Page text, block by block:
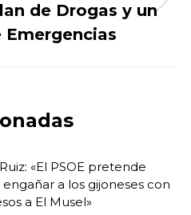
Publicación
siguiente:
de Drogas y un
Emergencias
«El PSOE pretende
a los gijoneses con
a El Musel»